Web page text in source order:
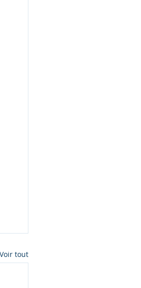
Voir tout